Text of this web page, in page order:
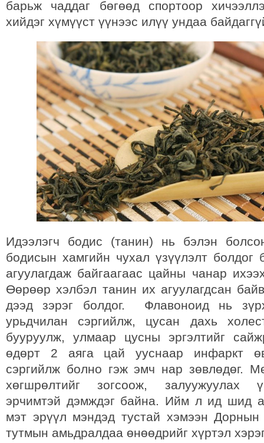
барьж чаддаг бөгөөд спортоор
хийдэг хүмүүст үүнээс илүү ундаа
Идээлэгч бодис (танин) нь бэлэн
бодисын хамгийн чухал үзүүлэлт болдог
агуулагдаж байгаагаас цайны чанар
Өөрөөр хэлбэл танин их агуулагдсан
дээд зэрэг болдог. Флавоноид нь
урьдчилан сэргийлж, цусан дахь
бууруулж, улмаар цусны эргэлтийг
өдөрт 2 аяга цай ууснаар инфаркт
сэргийлж болно гэж эмч нар зөвлөдөг.
хөгшрөлтийг зогсоож, залуужуулах
эрчимтэй дэмждэг байна. Ийм л ид шид
мэт эрүүл мэндэд тустай хэмээн
тутмын амьдралдаа өнөөдрийг хүртэл